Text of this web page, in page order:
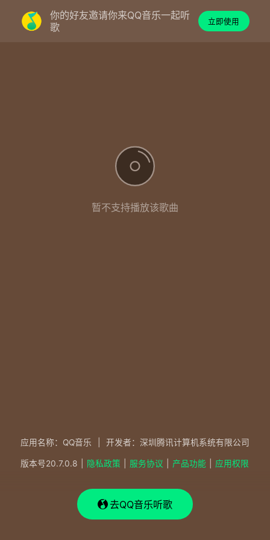
你的好友邀请你来QQ音乐一起听
歌
立即使用
暂不支持播放该歌曲
应用名称：QQ音乐 开发者：深圳腾讯计算机系统有限公司
版本号20.7.0.8 隐私政策 服务协议 产品功能 应用权限
去QQ音乐听歌